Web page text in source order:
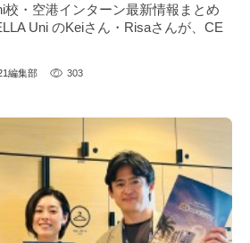
校・空港インターン最新情報まとめ
Uni のKeiさん・Risaさんが、CE
編集部 303